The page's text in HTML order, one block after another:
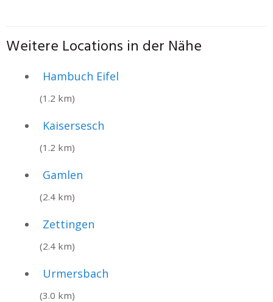
Weitere Locations in der Nähe
Hambuch Eifel
(1.2 km)
Kaisersesch
(1.2 km)
Gamlen
(2.4 km)
Zettingen
(2.4 km)
Urmersbach
(3.0 km)